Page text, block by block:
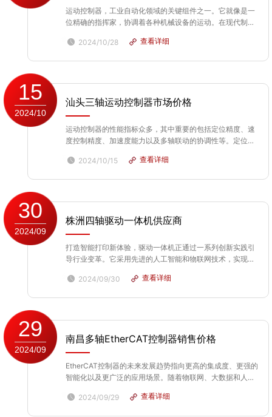
运动控制器，工业自动化领域的关键组件之一。它就像是一
位精确的指挥家，协调着各种机械设备的运动。在现代制造
位置、速度和加速度控制，确保生产过程的稳定和高效。无
2024/10/28 查看详细
汕头三轴运动控制器市场价格
运动控制器的性能指标众多，其中重要的包括定位精度、速
度控制精度、加速度能力以及多轴联动的协调性等。定位精
片的研磨过程中，运动控制器的定位精度必须达到微米甚至
2024/10/15 查看详细
15
2024/10
株洲四轴驱动一体机供应商
打造智能打印新体验，驱动一体机正通过一系列创新实践引
导行业变革。它采用先进的人工智能和物联网技术，实现了
平台，远程监控设备状态、调整打印参数，甚至进行故障诊
2024/09/30 查看详细
30
2024/09
南昌多轴EtherCAT控制器销售价格
EtherCAT控制器的未来发展趋势指向更高的集成度、更强的
智能化以及更广泛的应用场景。随着物联网、大数据和人工
速度和处理能力，以适应更复杂和庞大的数据流。在智能化
2024/09/29 查看详细
29
2024/09